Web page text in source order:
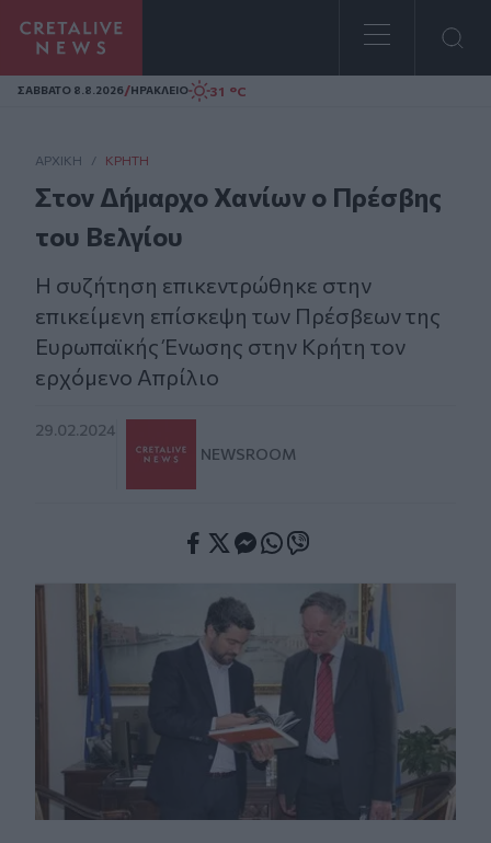
Homepage
ΣAΒΒΑΤΟ 8.8.2026/ΗΡΑΚΛΕΙΟ 31 °C
ΑΡΧΙΚΗ / ΚΡΉΤΗ
Στον Δήμαρχο Χανίων ο Πρέσβης
του Βελγίου
Η συζήτηση επικεντρώθηκε στην
επικείμενη επίσκεψη των Πρέσβεων της
Ευρωπαϊκής Ένωσης στην Κρήτη τον
ερχόμενο Απρίλιο
29.02.2024
NEWSROOM